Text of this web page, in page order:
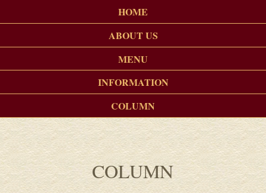
HOME
ABOUT US
MENU
INFORMATION
COLUMN
COLUMN